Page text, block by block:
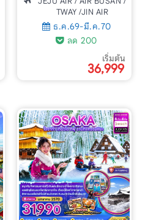
TWAY /JIN AIR
ธ.ค.69-มี.ค.70
ลด 200
เริ่มต้น
36,999